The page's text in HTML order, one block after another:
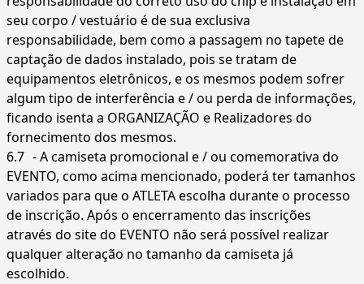
seu corpo / vestuário é de sua exclusiva
responsabilidade, bem como a passagem no tapete de
captação de dados instalado, pois se tratam de
equipamentos eletrônicos, e os mesmos podem sofrer
algum tipo de interferência e / ou perda de informações,
ficando isenta a ORGANIZAÇÃO e Realizadores do
fornecimento dos mesmos.
6.7 - A camiseta promocional e / ou comemorativa do
EVENTO, como acima mencionado, poderá ter tamanhos
variados para que o ATLETA escolha durante o processo
de inscrição. Após o encerramento das inscrições
através do site do EVENTO não será possível realizar
qualquer alteração no tamanho da camiseta já
escolhido.